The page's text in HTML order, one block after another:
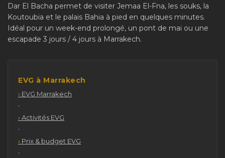
Dar El Bacha permet de visiter Jemaa El-Fna, les souks, la
Koutoubia et le palais Bahia à pied en quelques minutes.
Idéal pour un week-end prolongé, un pont de mai ou une
escapade 3 jours / 4 jours à Marrakech.
EVG à Marrakech
EVG Marrakech
·
Activités EVG
·
Prix & budget EVG
·